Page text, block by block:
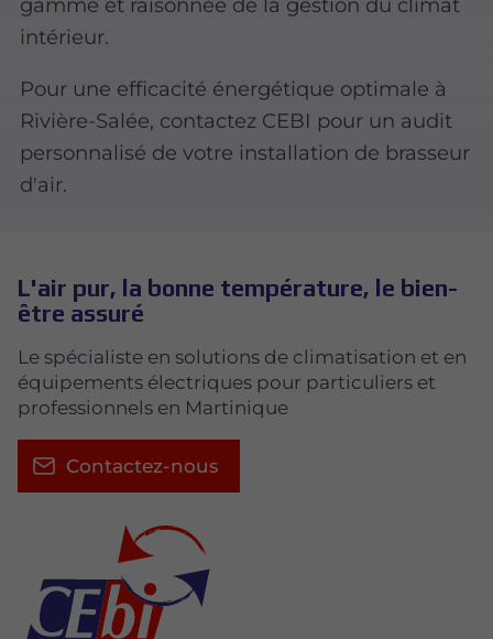
intérieur.
Pour une efficacité énergétique optimale à
Rivière-Salée, contactez CEBI pour un audit
personnalisé de votre installation de brasseur
d'air.
L'air pur, la bonne température, le bien-
être assuré
Le spécialiste en solutions de climatisation et en
équipements électriques pour particuliers et
professionnels en Martinique
Contactez-nous